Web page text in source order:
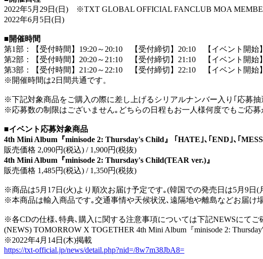
2022年5月29日(日) ※TXT GLOBAL OFFICIAL FANCLUB MOA
2022年6月5日(日)
■開催時間
第1部：【受付時間】19:20～20:10 【受付締切】20:10 【イベント開始
第2部：【受付時間】20:20～21:10 【受付締切】21:10 【イベント開始
第3部：【受付時間】21:20～22:10 【受付締切】22:10 【イベント開始
※開催時間は2日間共通です。
※下記対象商品をご購入の際に差し上げるシリアルナンバー入り｢応募
※応募数の制限はございません｡どちらの日程もお一人様何度でもご応募
■イベント応募対象商品
4th Mini Album『minisode 2: Thursday's Child』 ｢HATE｣､｢END｣､｢
販売価格 2,090円(税込) / 1,900円(税抜)
4th Mini Album『minisode 2: Thursday's Child(TEAR ver.)』
販売価格 1,485円(税込) / 1,350円(税抜)
※商品は5月17日(火)より順次お届け予定です｡(韓国での発売日は5月9日(
※本商品は輸入商品です｡交通事情や天候状況､遠隔地や離島などお届け
※各CDの仕様､特典､購入に関する注意事項については下記NEWSにてご
(NEWS) TOMORROW X TOGETHER 4th Mini Album『minisode 2:
※2022年4月14日(木)掲載
https://txt-official.jp/news/detail.php?nid=/8w7m38JbA8=